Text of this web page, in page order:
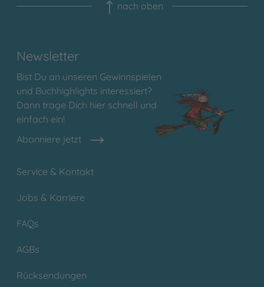
nach oben
Newsletter
Bist Du an unseren Gewinnspielen
und Buchhighlights interessiert?
Dann trage Dich hier schnell und
einfach ein!
Abonniere jetzt
Service & Kontakt
Jobs & Karriere
FAQs
AGBs
Rücksendungen